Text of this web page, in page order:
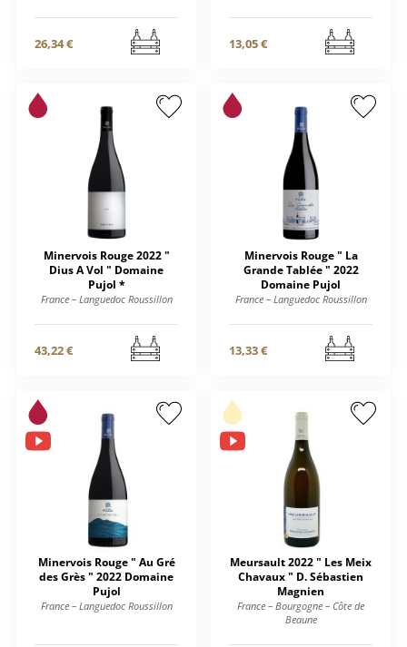
26,34 € 13,05 €
Minervois Rouge 2022 "
Dius A Vol " Domaine
Pujol *
France – Languedoc Roussillon
43,22 €
Minervois Rouge " La
Grande Tablée " 2022
Domaine Pujol
France – Languedoc Roussillon
13,33 €
Minervois Rouge " Au Gré
des Grès " 2022 Domaine
Pujol
France – Languedoc Roussillon
Meursault 2022 " Les Meix
Chavaux " D. Sébastien
Magnien
France – Bourgogne – Côte de
Beaune